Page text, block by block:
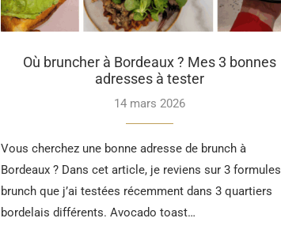
Où bruncher à Bordeaux ? Mes 3 bonnes
adresses à tester
14 mars 2026
Vous cherchez une bonne adresse de brunch à
Bordeaux ? Dans cet article, je reviens sur 3 formules
brunch que j’ai testées récemment dans 3 quartiers
bordelais différents. Avocado toast…